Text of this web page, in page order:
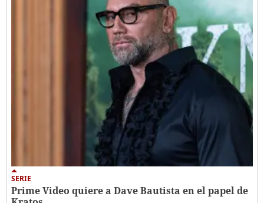
SERIE
Prime Video quiere a Dave Bautista en el papel de